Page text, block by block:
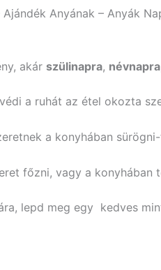
Anyának – Anyák
akár szülinapra, névnapra
a ruhát az étel okozta
a konyhában
főzni, vagy a konyhában
lepd meg egy kedves